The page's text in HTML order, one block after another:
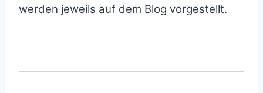
werden jeweils auf dem Blog vorgestellt.